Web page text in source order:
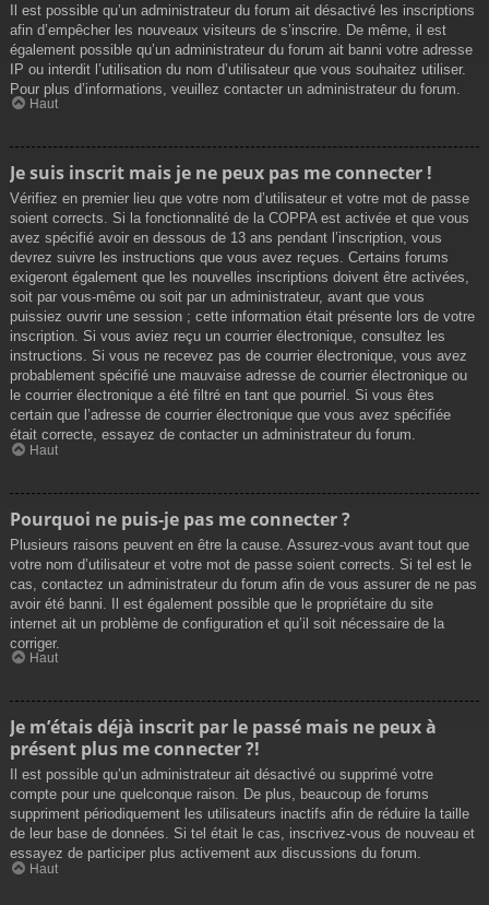
Il est possible qu’un administrateur du forum ait désactivé les inscriptions
afin d’empêcher les nouveaux visiteurs de s’inscrire. De même, il est
également possible qu’un administrateur du forum ait banni votre adresse
IP ou interdit l’utilisation du nom d’utilisateur que vous souhaitez utiliser.
Pour plus d’informations, veuillez contacter un administrateur du forum.
Haut
Je suis inscrit mais je ne peux pas me connecter !
Vérifiez en premier lieu que votre nom d’utilisateur et votre mot de passe
soient corrects. Si la fonctionnalité de la COPPA est activée et que vous
avez spécifié avoir en dessous de 13 ans pendant l’inscription, vous
devrez suivre les instructions que vous avez reçues. Certains forums
exigeront également que les nouvelles inscriptions doivent être activées,
soit par vous-même ou soit par un administrateur, avant que vous
puissiez ouvrir une session ; cette information était présente lors de votre
inscription. Si vous aviez reçu un courrier électronique, consultez les
instructions. Si vous ne recevez pas de courrier électronique, vous avez
probablement spécifié une mauvaise adresse de courrier électronique ou
le courrier électronique a été filtré en tant que pourriel. Si vous êtes
certain que l’adresse de courrier électronique que vous avez spécifiée
était correcte, essayez de contacter un administrateur du forum.
Haut
Pourquoi ne puis-je pas me connecter ?
Plusieurs raisons peuvent en être la cause. Assurez-vous avant tout que
votre nom d’utilisateur et votre mot de passe soient corrects. Si tel est le
cas, contactez un administrateur du forum afin de vous assurer de ne pas
avoir été banni. Il est également possible que le propriétaire du site
internet ait un problème de configuration et qu’il soit nécessaire de la
corriger.
Haut
Je m’étais déjà inscrit par le passé mais ne peux à
présent plus me connecter ?!
Il est possible qu’un administrateur ait désactivé ou supprimé votre
compte pour une quelconque raison. De plus, beaucoup de forums
suppriment périodiquement les utilisateurs inactifs afin de réduire la taille
de leur base de données. Si tel était le cas, inscrivez-vous de nouveau et
essayez de participer plus activement aux discussions du forum.
Haut